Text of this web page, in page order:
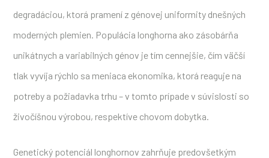
degradáciou, ktorá pramení z génovej uniformity dnešných
moderných plemien. Populácia longhorna ako zásobárňa
unikátnych a variabilných génov je tím cennejšie, čím väčší
tlak vyvíja rýchlo sa meniaca ekonomika, ktorá reaguje na
potreby a požiadavka trhu – v tomto prípade v súvislosti so
živočíšnou výrobou, respektíve chovom dobytka.
Genetický potenciál longhornov zahrňuje predovšetkým